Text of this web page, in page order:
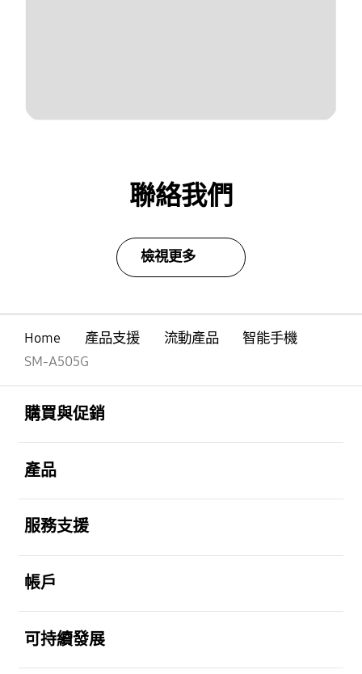
聯絡我們
檢視更多
Home 產品支援 流動產品
智能手機
SM-A505G
購買與促銷
產品
服務支援
帳戶
可持續發展